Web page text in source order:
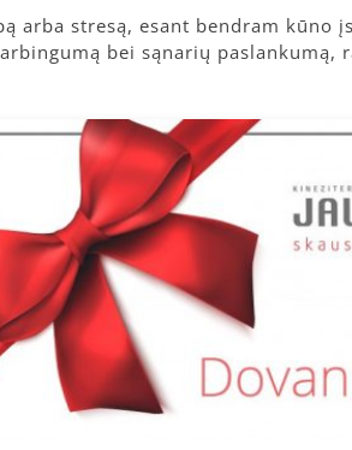
arba stresą, esant bendram
bei sąnarių